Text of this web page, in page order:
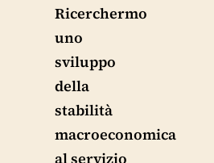
Ricerchermo
uno
sviluppo
della
stabilità
macroeconomica
al servizio